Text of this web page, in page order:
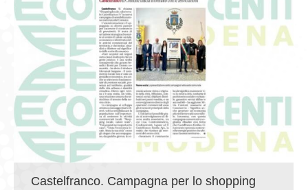
Castelfranco. Campagna per lo shopping